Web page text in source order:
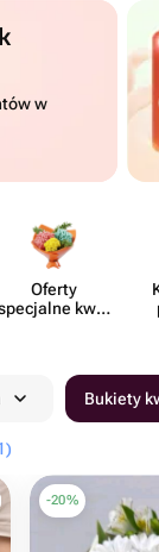
w
Oferty
kwia​
Bukiety
-20%